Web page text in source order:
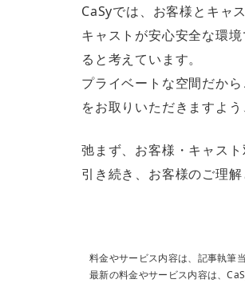
CaSyでは、お客様とキャ
キャストが安心安全な環
ると考えています。
プライベートな空間だか
をお取りいただきますよ
弛まず、お客様・キャス
引き続き、お客様のご理
料金やサービス内容は、記事執筆
最新の料金やサービス内容は、